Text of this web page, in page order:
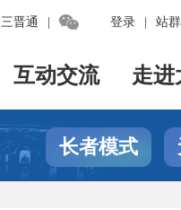
登录 站
三晋通 
互动交流 走进
长者模式